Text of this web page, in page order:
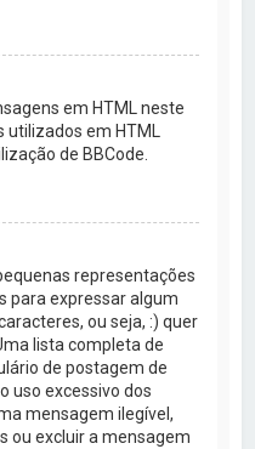
em HTML neste
em HTML
de BBCode.
representações
para expressar algum
ou seja, :) quer
lista completa de
de postagem de
uso excessivo dos
mensagem ilegível,
ou excluir a mensagem